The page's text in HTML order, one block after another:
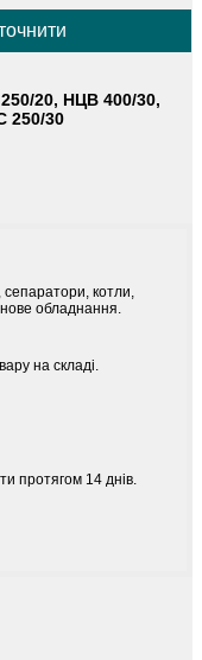
20, НЦВ 400/30,
250/30
сепаратори, котли,
обладнання.
на складі.
протягом 14 днів.